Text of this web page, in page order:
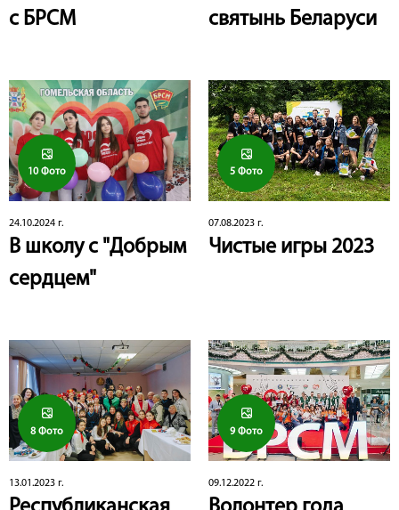
с БРСМ
святынь Беларуси
10 Фото
24.10.2024 г.
В школу с "Добрым
сердцем"
5 Фото
07.08.2023 г.
Чистые игры 2023
8 Фото
13.01.2023 г.
9 Фото
09.12.2022 г.